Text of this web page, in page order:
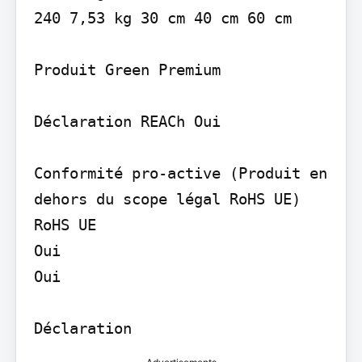
240 7,53 kg 30 cm 40 cm 60 cm
Produit Green Premium
Déclaration REACh Oui
Conformité pro-active (Produit en
dehors du scope légal RoHS UE)
RoHS UE
Oui
Oui